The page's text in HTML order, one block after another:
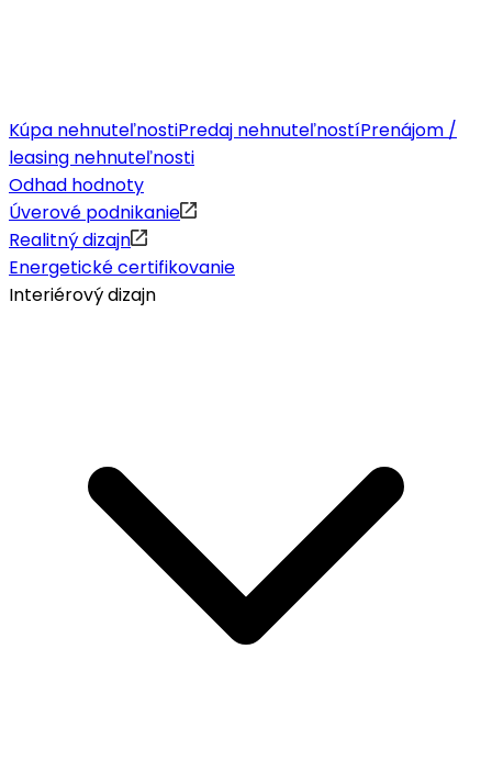
Kúpa nehnuteľnostiPredaj nehnuteľnostíPrenájom /
leasing nehnuteľnosti
Odhad hodnoty
Úverové podnikanie
Realitný dizajn
Energetické certifikovanie
Interiérový dizajn